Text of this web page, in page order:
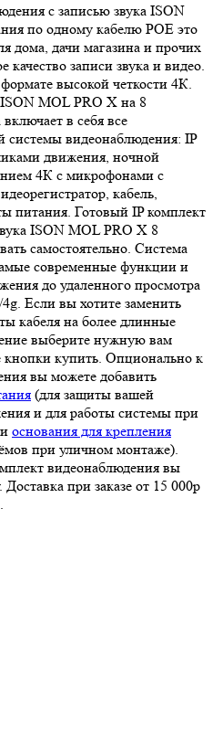
с записью звука ISON
по одному кабелю POE это
дома, дачи магазина и прочих
качество записи звука и видео.
высокой четкости 4К.
MOL PRO X на 8
в себя все
системы видеонаблюдения: IP
движения, ночной
4К с микрофонами с
кабель,
питания. Готовый IP комплект
ISON MOL PRO X 8
самостоятельно. Система
современные функции и
до удаленного просмотра
Если вы хотите заменить
кабеля на более длинные
выберите нужную вам
кнопки купить. Опционально к
вы можете добавить
(для защиты вашей
и для работы системы при
основания для крепления
при уличном монтаже).
видеонаблюдения вы
при заказе от 15 000р